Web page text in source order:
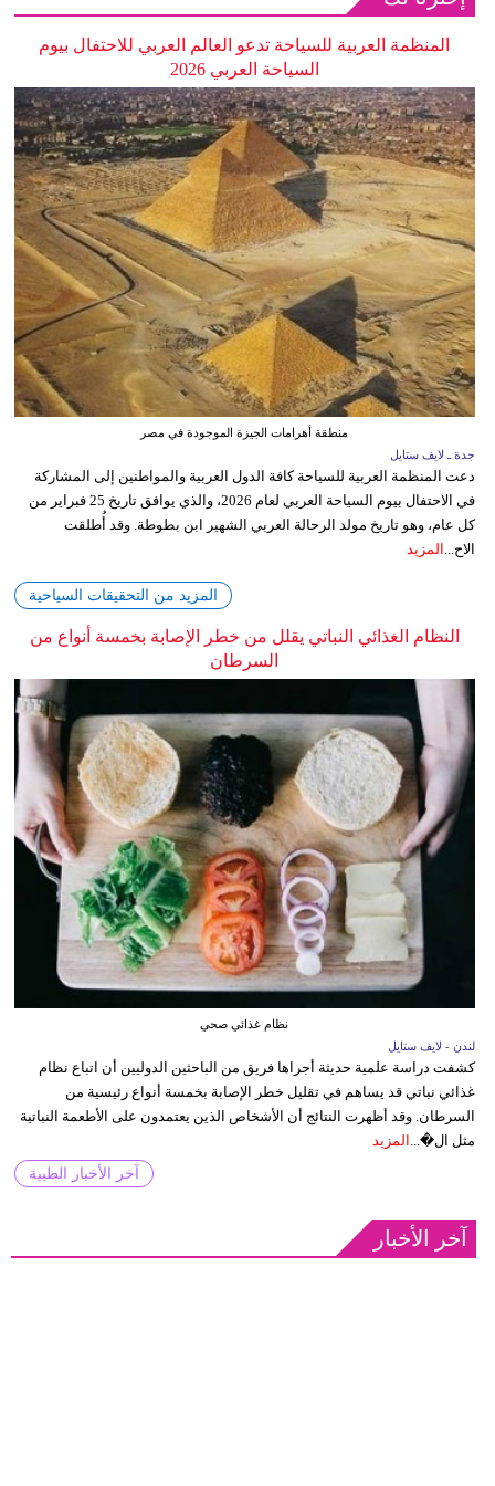
المنظمة العربية للسياحة تدعو العالم العربي للاحتفال بيوم
السياحة العربي 2026
منطقة أهرامات الجيزة الموجودة في مصر
جدة ـ لايف ستايل
دعت المنظمة العربية للسياحة كافة الدول العربية والمواطنين إلى المشاركة
في الاحتفال بيوم السياحة العربي لعام 2026، والذي يوافق تاريخ 25 فبراير من
كل عام، وهو تاريخ مولد الرحالة العربي الشهير ابن بطوطة. وقد أُطلقت
الاح... المزيد
المزيد من التحقيقات السياحية
النظام الغذائي النباتي يقلل من خطر الإصابة بخمسة أنواع من
السرطان
نظام غذائي صحي
لندن - لايف ستايل
كشفت دراسة علمية حديثة أجراها فريق من الباحثين الدوليين أن اتباع نظام
غذائي نباتي قد يساهم في تقليل خطر الإصابة بخمسة أنواع رئيسية من
السرطان. وقد أظهرت النتائج أن الأشخاص الذين يعتمدون على الأطعمة النباتية
مثل ال�...
المزيد
آخر الأخبار الطبية
آخر الأخبار